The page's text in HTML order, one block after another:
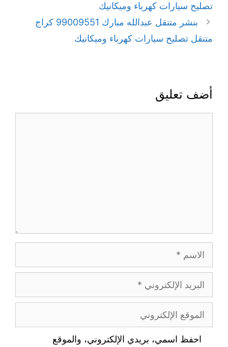
تصليح سيارات كهرباء وميكانيك
بنشر متنقل عبدالله مبارك 99009551‬ كراج
متنقل تصليح سيارات كهرباء وميكانيك
أضف تعليق
احفظ اسمي، بريدي الإلكتروني، والموقع